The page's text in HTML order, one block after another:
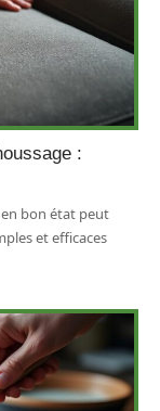
:
bon état peut
et efficaces